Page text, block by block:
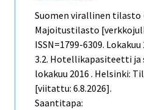
Suomen virallinen tilasto
Majoitustilasto
ISSN=1799-6309. Lokakuu
3.2. Hotellikapasiteetti
lokakuu 2016 . Helsinki:
[viitattu: 6.8.2026].
Saantitapa: